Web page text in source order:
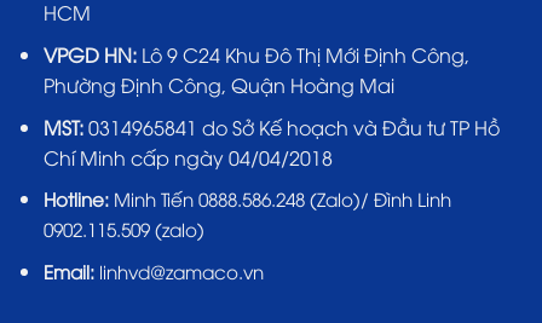
HCM
VPGD HN:Lô 9 C24 Khu Đô Thị Mới Định Công,
Phường Định Công, Quận Hoàng Mai
MST:0314965841 do Sở Kế hoạch và Đầu tư TP Hồ
Chí Minh cấp ngày 04/04/2018
Hotline: Minh Tiến 0888.586.248 (Zalo)/ Đình Linh
0902.115.509 (zalo)
Email:linhvd@zamaco.vn